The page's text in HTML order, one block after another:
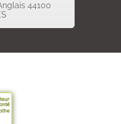
44100